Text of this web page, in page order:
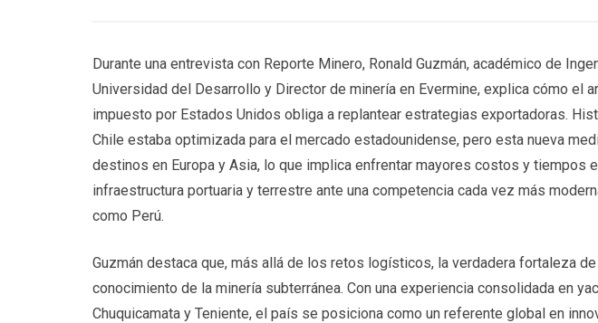
Durante una entrevista con Reporte Minero, Ronald Guzmán, académico de
Universidad del Desarrollo y Director de minería en Evermine, explica cómo el
impuesto por Estados Unidos obliga a replantear estrategias exportadoras.
Chile estaba optimizada para el mercado estadounidense, pero esta nueva
destinos en Europa y Asia, lo que implica enfrentar mayores costos y tiempos
infraestructura portuaria y terrestre ante una competencia cada vez más
como Perú.
Guzmán destaca que, más allá de los retos logísticos, la verdadera fortaleza
conocimiento de la minería subterránea. Con una experiencia consolidada en
Chuquicamata y Teniente, el país se posiciona como un referente global en